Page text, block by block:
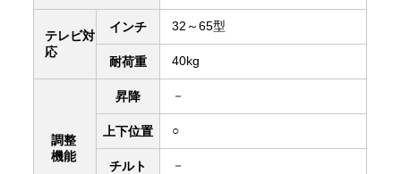
テレビ対
応
インチ 32～65型
耐荷重 40kg
調整
機能
昇降 －
上下位置 ○
チルト －